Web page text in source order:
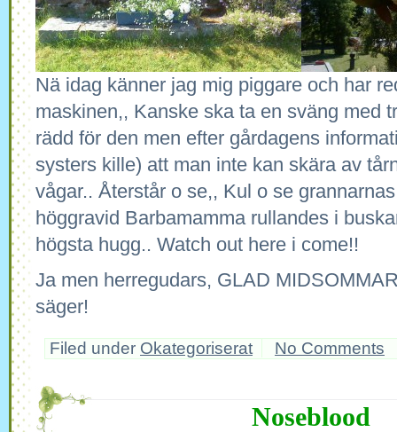
Nä idag känner jag mig piggare och har
maskinen,, Kanske ska ta en sväng med
rädd för den men efter gårdagens
systers kille) att man inte kan skära av
vågar.. Återstår o se,, Kul o se
höggravid Barbamamma rullandes i
högsta hugg.. Watch out here i come!!
Ja men herregudars, GLAD
säger!
Filed under Okategoriserat No Comments
Noseblood